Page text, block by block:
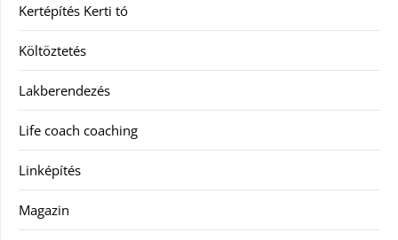
Kertépítés Kerti tó
Költöztetés
Lakberendezés
Life coach coaching
Linképítés
Magazin